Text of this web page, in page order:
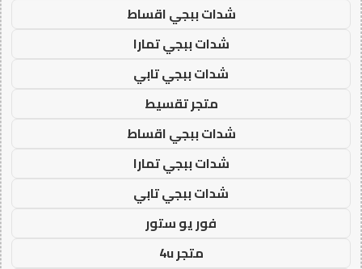
شدات ببجي اقساط
شدات ببجي تمارا
شدات ببجي تابي
متجر تقسيط
شدات ببجي اقساط
شدات ببجي تمارا
شدات ببجي تابي
فور يو ستور
متجر 4u